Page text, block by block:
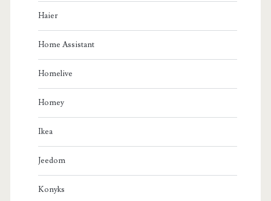
Haier
Home Assistant
Homelive
Homey
Ikea
Jeedom
Konyks